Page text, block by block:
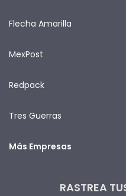
Flecha Amarilla
MexPost
Redpack
Tres Guerras
Más Empresas
RASTREA